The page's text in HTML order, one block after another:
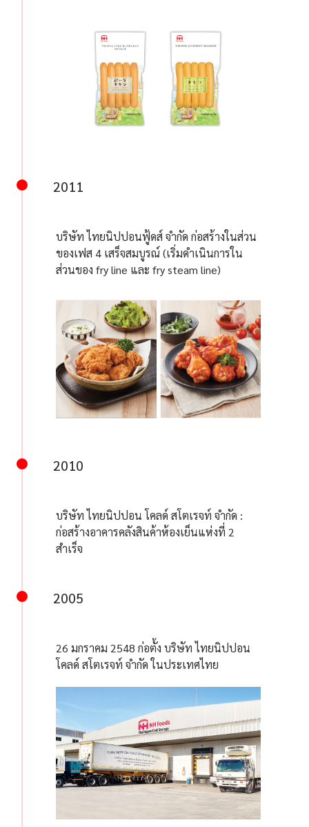
บริษัท ไทยนิปปอนฟู้ดส์ จำกัด ก่อสร้างในส่วน
ของเฟส 4 เสร็จสมบูรณ์ (เริ่มดำเนินการใน
ส่วนของ fry line และ fry steam line)
2011
บริษัท ไทยนิปปอน โคลด์ สโตเรจท์ จำกัด :
ก่อสร้างอาคารคลังสินค้าห้องเย็นแห่งที่ 2
สำเร็จ
2010
26 มกราคม 2548 ก่อตั้ง บริษัท ไทยนิปปอน
โคลด์ สโตเรจท์ จำกัด ในประเทศไทย
2005